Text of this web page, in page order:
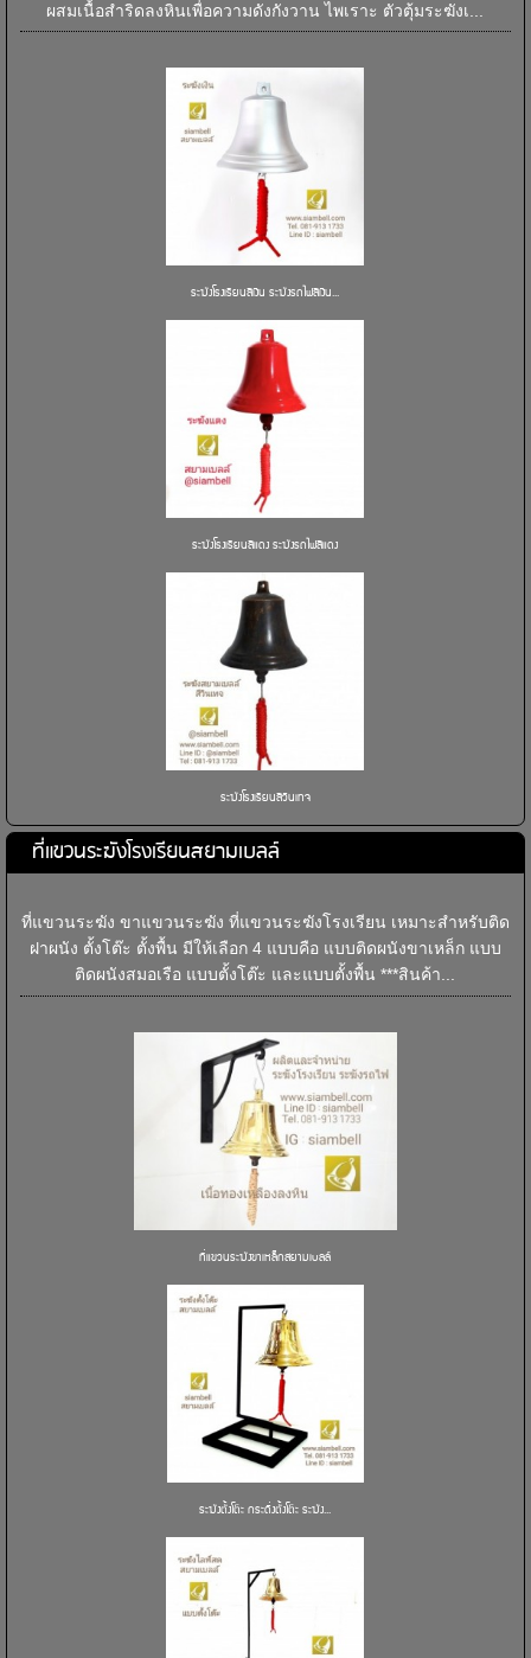
ผสมเนื้อสำริดลงหินเพื่อความดังกังวาน ไพเราะ ตัวตุ้มระฆังเ...
ระฆังโรงเรียนสีเงิน ระฆังรถไฟสีเงิน...
ระฆังโรงเรียนสีแดง ระฆังรถไฟสีแดง
ระฆังโรงเรียนสีวินเทจ
ที่แขวนระฆังโรงเรียนสยามเบลล์
ที่แขวนระฆัง ขาแขวนระฆัง ที่แขวนระฆังโรงเรียน เหมาะสำหรับติด
ฝาผนัง ตั้งโต๊ะ ตั้งพื้น มีให้เลือก 4 แบบคือ แบบติดผนังขาเหล็ก แบบ
ติดผนังสมอเรือ แบบตั้งโต๊ะ และแบบตั้งพื้น ***สินค้า...
ที่แขวนระฆังขาเหล็กสยามเบลล์
ระฆังตั้งโต๊ะ กระดิ่งตั้งโต๊ะ ระฆัง...